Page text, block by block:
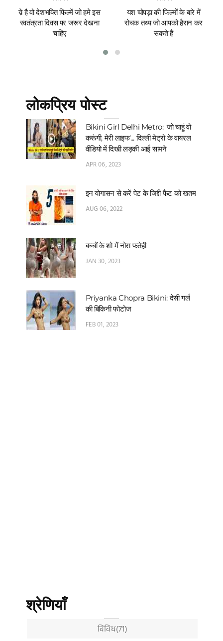
य़े है वो देशभक्ति फिल्में जो हमे इस
स्वतंत्रता दिवस पर जरूर देखना
चाहिए
यश चोपड़ा की फिल्मों के बारे में
रोचक तथ्य जो आपको हैरान कर
सकते हैं
लोकप्रिय पोस्ट
Bikini Girl Delhi Metro: 'जो चाहूं वो
करूंगी, मेरी लाइफ'... दिल्‍ली मेट्रो के वायरल
वीडियो में दिखी लड़की आई सामने
APR 06, 2023
इन योगासन से करें पेट के जिद्दी फैट को खतम
AUG 06, 2022
बच्चों के शो में नोरा फतेही
JAN 30, 2023
Priyanka Chopra Bikini: देसी गर्ल
की बिकिनी फोटोज
FEB 01, 2023
श्रेणियाँ
विविध(71)